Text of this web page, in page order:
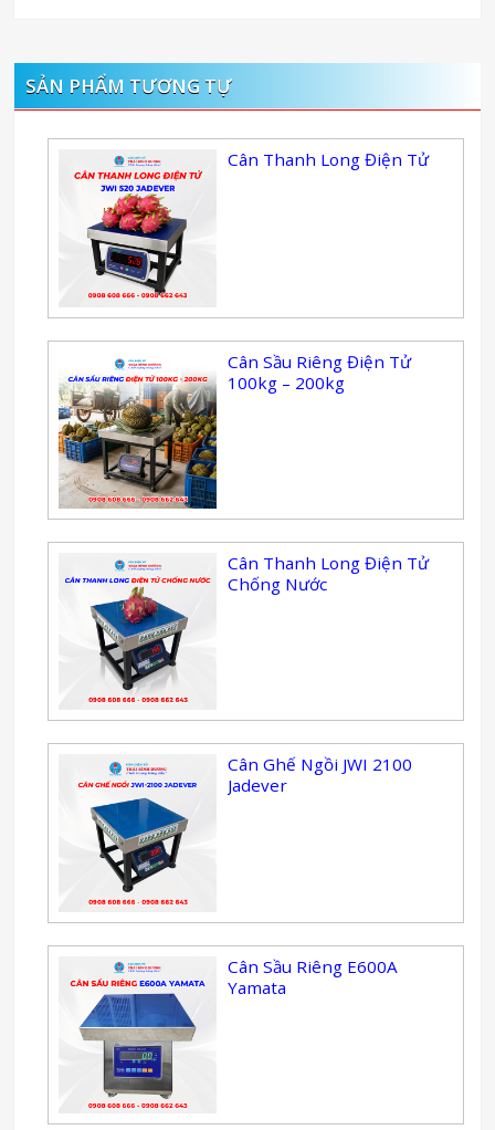
SẢN PHẨM TƯƠNG TỰ
Cân Thanh Long Điện Tử
Cân Sầu Riêng Điện Tử
100kg – 200kg
Cân Thanh Long Điện Tử
Chống Nước
Cân Ghế Ngồi JWI 2100
Jadever
Cân Sầu Riêng E600A
Yamata